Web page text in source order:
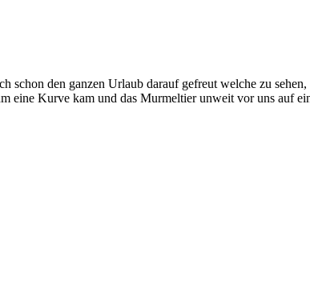
den ganzen Urlaub darauf gefreut welche zu
Kurve kam und das Murmeltier unweit vor uns auf